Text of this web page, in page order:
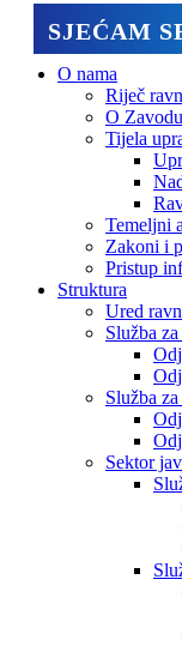
SJEĆAM
O nama
Riječ
O Zavodu
Tijela
Temeljni
Zakoni i
Pristup
Struktura
Ured
Služba
Služba
Sektor